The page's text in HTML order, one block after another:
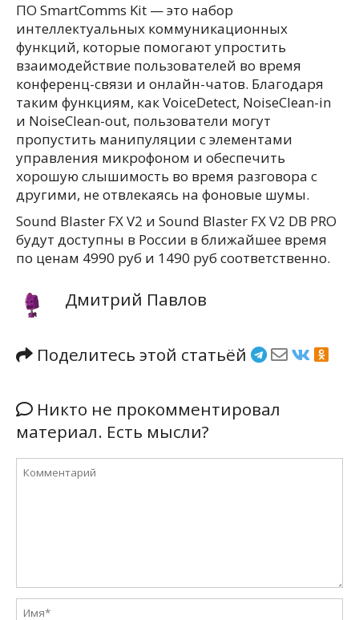
ПО SmartComms Kit — это набор
интеллектуальных коммуникационных
функций, которые помогают упростить
взаимодействие пользователей во время
конференц-связи и онлайн-чатов. Благодаря
таким функциям, как VoiceDetect, NoiseClean-in
и NoiseClean-out, пользователи могут
пропустить манипуляции с элементами
управления микрофоном и обеспечить
хорошую слышимость во время разговора с
другими, не отвлекаясь на фоновые шумы.
Sound Blaster FX V2 и Sound Blaster FX V2 DB PRO
будут доступны в России в ближайшее время
по ценам 4990 руб и 1490 руб соответственно.
Дмитрий Павлов
Поделитесь этой статьёй
Никто не прокомментировал
материал. Есть мысли?